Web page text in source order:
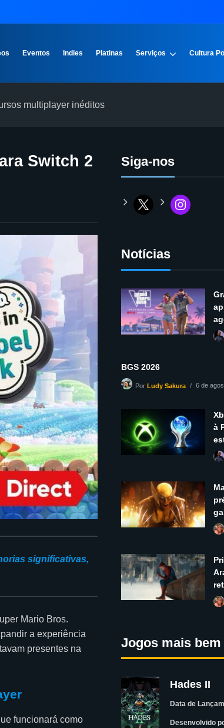
Eventos Indies Platinas Serviços Cultura
multiplayer inéditos
Switch 2
significativas,
Mario Bros.
a experiência
presentes na
funcionará como
Siga-nos
Notícias
BGS 2026
PorLudy Sakura 6 de
à
Jogos mais
Hades II
Data de
Desenvolvido